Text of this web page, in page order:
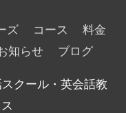
ズ コース
料金
知らせ ブログ
クール・英会話教